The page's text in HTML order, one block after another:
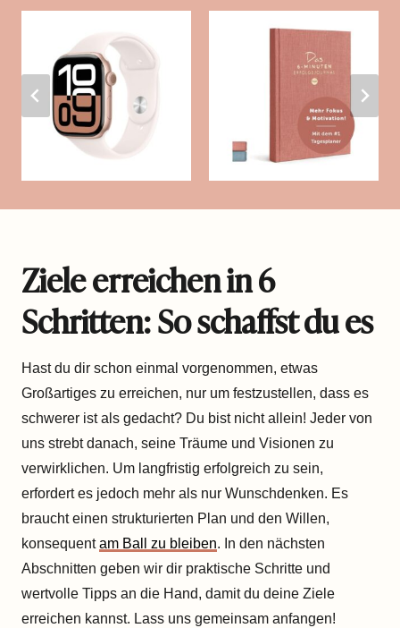
Ziele erreichen in 6
Schritten: So schaffst du es
Hast du dir schon einmal vorgenommen, etwas
Großartiges zu erreichen, nur um festzustellen, dass es
schwerer ist als gedacht? Du bist nicht allein! Jeder von
uns strebt danach, seine Träume und Visionen zu
verwirklichen. Um langfristig erfolgreich zu sein,
erfordert es jedoch mehr als nur Wunschdenken. Es
braucht einen strukturierten Plan und den Willen,
konsequentam Ball zu bleiben. In den nächsten
Abschnitten geben wir dir praktische Schritte und
wertvolle Tipps an die Hand, damit du deine Ziele
erreichen kannst. Lass uns gemeinsam anfangen!